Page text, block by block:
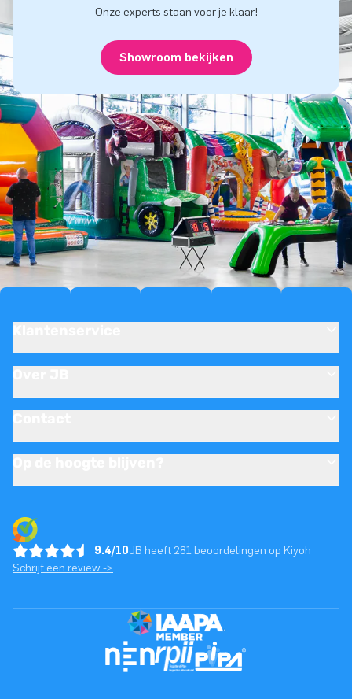
Onze experts staan voor je klaar!
Showroom bekijken
9.4/10JB heeft 281 beoordelingen op Kiyoh
Schrijf een review ->